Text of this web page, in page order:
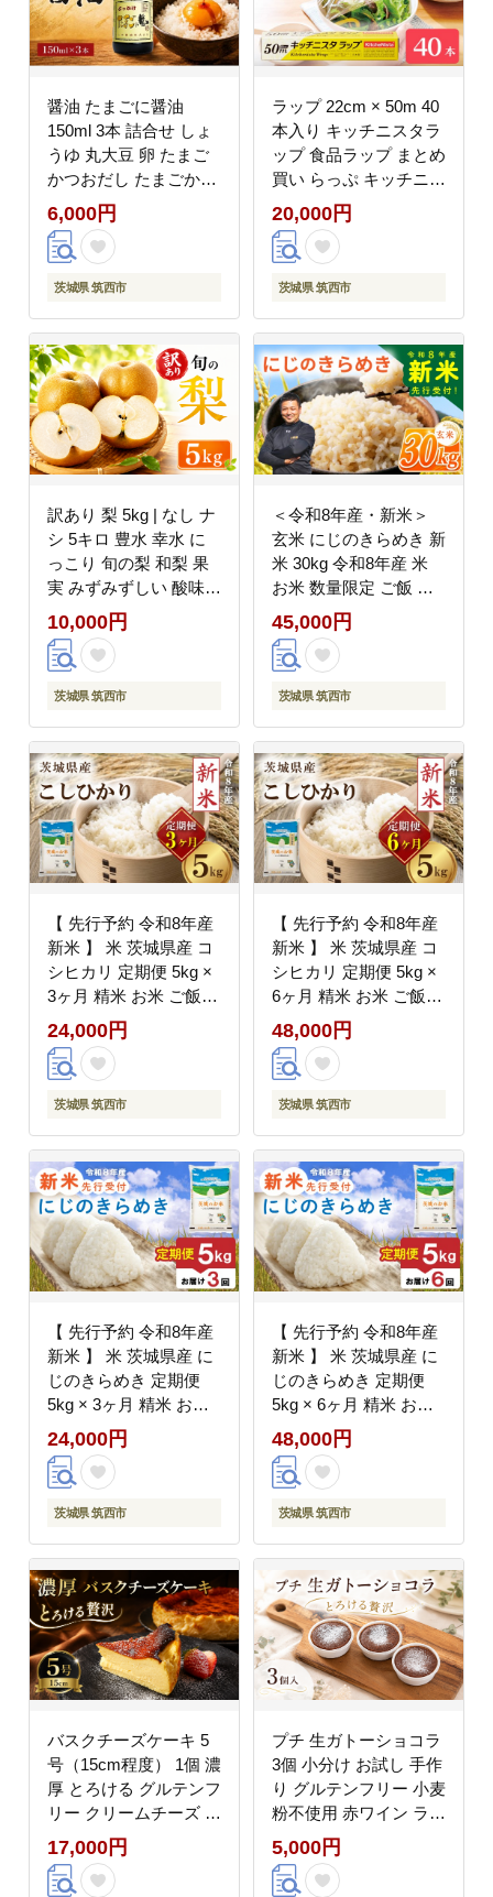
西市 関東
醤油 たまごに醤油
150ml 3本 詰合せ しょ
うゆ 丸大豆 卵 たまご
かつおだし たまごかけ
醤油 たまご醤油 めんつ
ゆ 卵醤油 TKG 鍋 鍋つ
ゆ 調味料 上ホ醤油 明
城県 筑西市 茨城 筑西
下館
6,000円
茨城県 筑西市
ラップ 22cm × 50m 40
本入り キッチニスタラ
ップ 食品ラップ まとめ
買い らっぷ キッチニス
タ キッチン用品 日用品
食品保存 台所用品 消耗
品 日本製 引っ越し 挨
め 食品 おにぎり お弁
当 包装 防災 関東 茨城
筑西
20,000円
茨城県 筑西市
訳あり 梨 5kg | なし ナ
シ 5キロ 豊水 幸水 に
っこり 旬の梨 和梨 果
実 みずみずしい 酸味
甘み 果肉 果汁 たっぷ
り 果物 くだもの フル
ーツ デザート fruit nasi
の 果物 旬のフルーツ
特産品 茨城県産 関東
茨城 筑西
10,000円
茨城県 筑西市
＜令和8年産・新米＞
玄米 にじのきらめき 新
米 30kg 令和8年産 米
お米 数量限定 ご飯 ご
はん コメ 白米 ライス
げんまい ニジノキラメ
キ 先行予約 2026年産
キロ 米30kg 30キロ 銘
柄米 茨城県 筑西市 新
生活 応援 kome okome
茨城県産 国産 産地直送
※ 関東 茨城 筑西
45,000円
茨城県 筑西市
【 先行予約 令和8年産
新米 】 米 茨城県産 コ
シヒカリ 定期便 5kg ×
3ヶ月 精米 お米 ご飯
ごはん コメ 白米 ライ
ス こしひかり 新米5kg
三ヶ月 3か月 三か月 計
2026年度 8年度 kome
okome ていきびん
teikibin 定期 毎月 連続
国産 産地直送 関東 茨
城 筑西市 筑西
24,000円
茨城県 筑西市
【 先行予約 令和8年産
新米 】 米 茨城県産 コ
シヒカリ 定期便 5kg ×
6ヶ月 精米 お米 ご飯
ごはん コメ 白米 ライ
ス こしひかり 新米5kg
計 30kg 六ヶ月 6か月
2026年度 8年度 kome
okome ていきびん
teikibin 定期 毎月 連続
国産 産地直送 関東 茨
城 筑西市 筑西
48,000円
茨城県 筑西市
【 先行予約 令和8年産
新米 】 米 茨城県産 に
じのきらめき 定期便
5kg × 3ヶ月 精米 お米
ご飯 ごはん コメ 白米
ライス ニジノキラメキ
新米5kg 三ヶ月 3か月
2026年度 8年度 kome
okome ていきびん
teikibin 定期 毎月 連続
国産 産地直送 関東 茨
城 筑西市 筑西
24,000円
茨城県 筑西市
【 先行予約 令和8年産
新米 】 米 茨城県産 に
じのきらめき 定期便
5kg × 6ヶ月 精米 お米
ご飯 ごはん コメ 白米
ライス ニジノキラメキ
新米5kg 六ヶ月 6か月
2026年度 8年度 kome
okome ていきびん
teikibin 定期 毎月 連続
国産 産地直送 関東 茨
城 筑西市 筑西
48,000円
茨城県 筑西市
バスクチーズケーキ 5
号（15cm程度） 1個 濃
厚 とろける グルテンフ
リー クリームチーズ チ
ーズケーキ スイーツコ
ンテスト 日本一 手作り
ケーキ 卵 生クリーム
17,000円
プチ 生ガトーショコラ
3個 小分け お試し 手作
り グルテンフリー 小麦
粉不使用 赤ワイン ラム
酒 香り カカオ ガトー
ショコラ カップケーキ
濃厚 ミニ ケーキ チョ
5,000円